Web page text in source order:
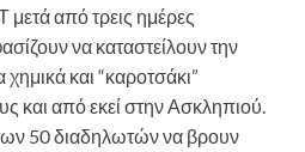
από τρεις ημέρες
να καταστείλουν την
και “καροτσάκι”
και από εκεί στην Ασκληπιού.
50 διαδηλωτών να βρουν